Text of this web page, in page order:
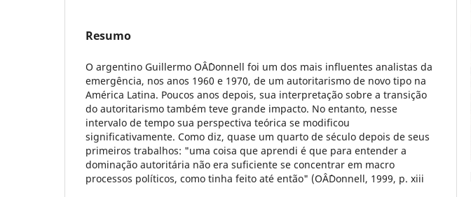
Resumo
O argentino Guillermo OÂ´Donnell foi um dos mais influentes analistas da
emergência, nos anos 1960 e 1970, de um autoritarismo de novo tipo na
América Latina. Poucos anos depois, sua interpretação sobre a transição
do autoritarismo também teve grande impacto. No entanto, nesse
intervalo de tempo sua perspectiva teórica se modificou
significativamente. Como diz, quase um quarto de século depois de seus
primeiros trabalhos: "uma coisa que aprendi é que para entender a
dominação autoritária não era suficiente se concentrar em macro
processos políticos, como tinha feito até então" (OÂ´Donnell, 1999, p. xiii